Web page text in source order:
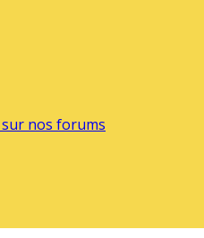
sur nos forums